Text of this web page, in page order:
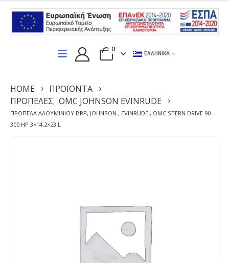
0
ΕΛΛΗΝΙΚΆ
HOME
ΠΡΟΪΌΝΤΑ
ΠΡΟΠΈΛΕΣ, OMC JOHNSON EVINRUDE
ΠΡΟΠΈΛΑ ΑΛΟΥΜΙΝΊΟΥ BRP, JOHNSON , EVINRUDE , OMC STERN DRIVE 90 –
300 HP 3×14,2×23 L